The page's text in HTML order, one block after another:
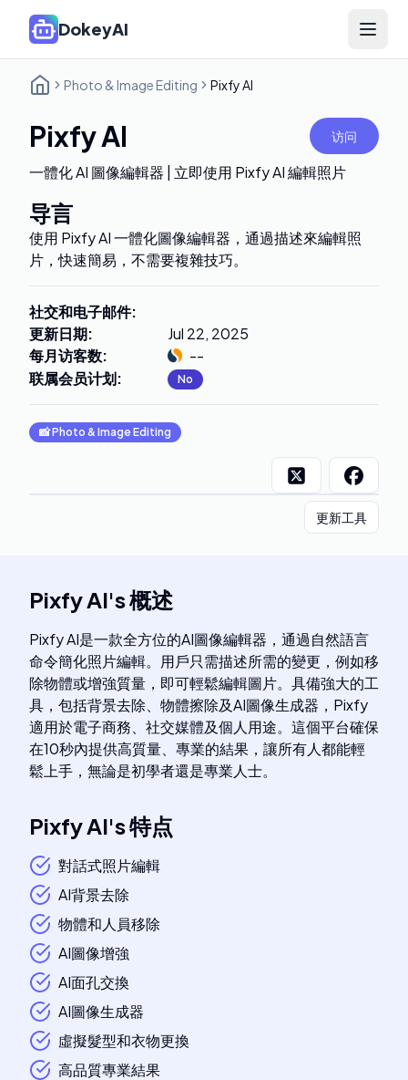
DokeyAI Open
Photo & Image Editing Pixfy AI
Pixfy AI 访问
一體化 AI 圖像編輯器 | 立即使用 Pixfy AI 編輯照片
导言
使用 Pixfy AI 一體化圖像編輯器，通過描述來編輯照
片，快速簡易，不需要複雜技巧。
社交和电子邮件:
更新日期:
Jul 22, 2025
每月访客数:
--
联属会员计划: No
📸Photo & Image Editing
更新工具
Pixfy AI's概述
Pixfy AI是一款全方位的AI圖像編輯器，通過自然語言
命令簡化照片編輯。用戶只需描述所需的變更，例如移
除物體或增強質量，即可輕鬆編輯圖片。具備強大的工
具，包括背景去除、物體擦除及AI圖像生成器，Pixfy
適用於電子商務、社交媒體及個人用途。這個平台確保
在10秒內提供高質量、專業的結果，讓所有人都能輕
鬆上手，無論是初學者還是專業人士。
Pixfy AI's特点
對話式照片編輯
AI背景去除
物體和人員移除
AI圖像增強
AI面孔交換
AI圖像生成器
虛擬髮型和衣物更換
高品質專業結果